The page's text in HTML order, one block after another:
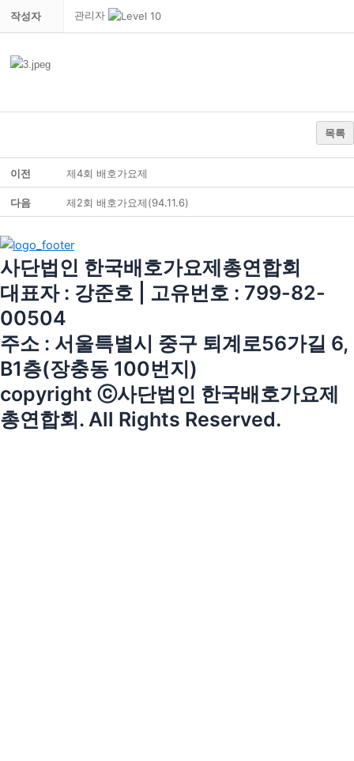
작성자 관리자
목록
이전 제4회 배호가요제
다음 제2회 배호가요제(94.11.6)
사단법인 한국배호가요제총연합회
대표자 : 강준호 | 고유번호 : 799-82-
00504
주소 : 서울특별시 중구 퇴계로56가길 6,
B1층(장충동 100번지)
copyright ⓒ사단법인 한국배호가요제
총연합회. All Rights Reserved.